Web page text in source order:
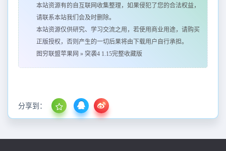
本站资源有的自互联网收集整理，如果侵犯了您的合法权益，
请联系本站我们会及时删除。
本站资源仅供研究、学习交流之用，若使用商业用途，请购买
正版授权，否则产生的一切后果将由下载用户自行承担。
图穷联盟苹果网 » 突袭4 1.15完整收藏版
分享到：